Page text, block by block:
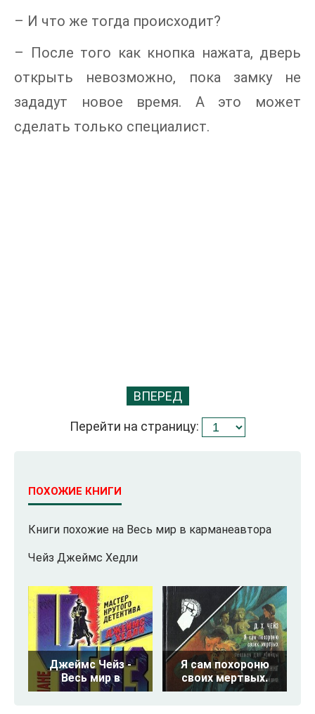
– И что же тогда происходит?
– После того как кнопка нажата, дверь
открыть невозможно, пока замку не
зададут новое время. А это может
сделать только специалист.
ВПЕРЕД
Перейти на страницу:
ПОХОЖИЕ КНИГИ
Книги похожие на Весь мир в карманеавтора
Чейз Джеймс Хедли
Джеймс Чейз -
Весь мир в
Я сам похороню
своих мертвых.